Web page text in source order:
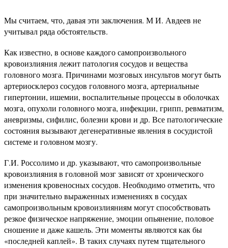
Мы считаем, что, давая эти заключения. М И. Авдеев не
учитывал ряда обстоятельств.
Как известно, в основе каждого самопроизвольного
кровоизлияния лежит патология сосудов и вещества
головного мозга. Причинами мозговых инсультов могут быть
артериосклероз сосудов головного мозга, артериальные
гипертонии, ишемии, воспалительные процессы в оболочках
мозга, опухоли головного мозга, инфекции, грипп, ревматизм,
аневризмы, сифилис, болезни крови и др. Все патологические
состояния вызывают дегенеративные явления в сосудистой
системе и головном мозгу.
Г.И. Россолимо и др. указывают, что самопроизвольные
кровоизлияния в головной мозг зависят от хронического
изменения кровеносных сосудов. Необходимо отметить, что
при значительно выраженных изменениях в сосудах
самопроизвольным кровоизлияниям могут способствовать
резкое физическое напряжение, эмоции опьянение, половое
сношение и даже кашель. Эти моменты являются как бы
«последней каплей». В таких случаях путем тщательного